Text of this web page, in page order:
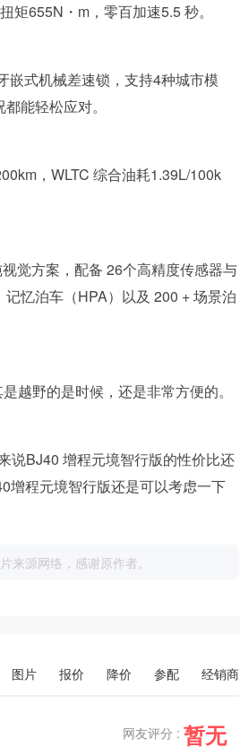
655N・m，零百加速5.5 秒。
嵌式机械差速锁，支持4种城市模
能轻松应对。
，WLTC 综合油耗1.39L/100k
觉方案，配备 26个高精度传感器与
忆泊车（HPA）以及 200 + 场景泊
越野的是时候，还是非常方便的。
说BJ40 增程元境智行版的性价比还
增程元境智行版还是可以考虑一下
源网络，感谢原作者。
经销商
参配
降价
报价
图片
网友评分 : 暂无